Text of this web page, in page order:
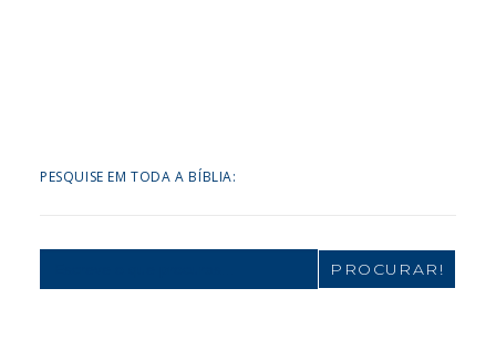
PESQUISE EM TODA A BÍBLIA:
Search